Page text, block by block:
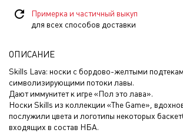
Примерка и частичный выкуп
для всех способов доставки
ОПИСАНИЕ
Skills Lava: носки с бордово-желтыми
символизирующими потоки лавы.
Дают иммунитет к игре «Пол это лава».
Носки Skills из коллекции «The Game»,
послужили цвета и логотипы некоторых
входящих в состав НБА.